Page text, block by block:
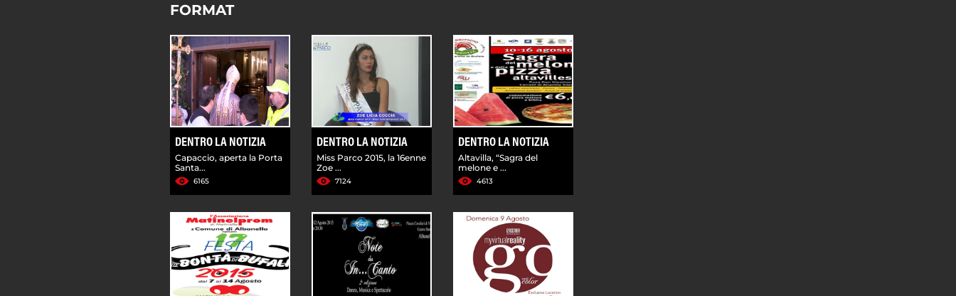
FORMAT
DENTRO LA NOTIZIA
Capaccio, aperta la Porta
Santa...
6165
DENTRO LA NOTIZIA
Miss Parco 2015, la 16enne
Zoe ...
7124
DENTRO LA NOTIZIA
Altavilla, “Sagra del
melone e ...
4613